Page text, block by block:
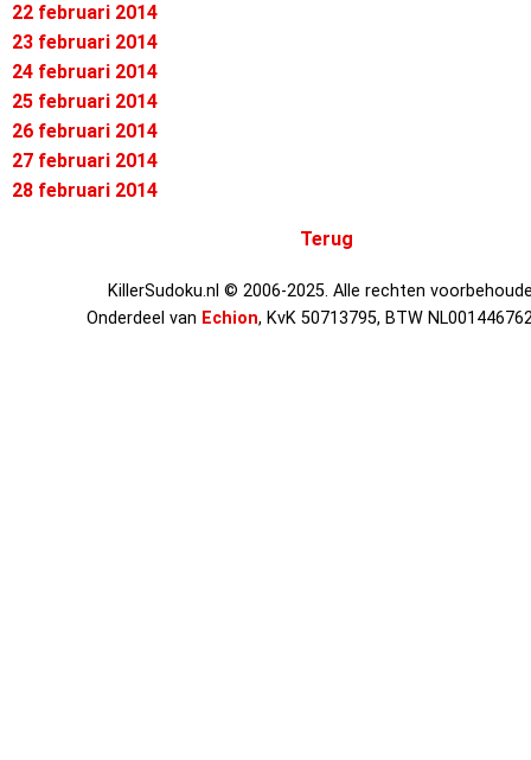
22 februari 2014
23 februari 2014
24 februari 2014
25 februari 2014
26 februari 2014
27 februari 2014
28 februari 2014
Terug
KillerSudoku.nl © 2006-2025. Alle rechten
Onderdeel van Echion, KvK 50713795, BTW